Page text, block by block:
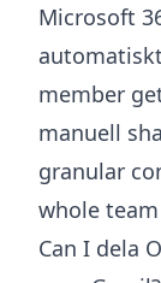
Microsoft
member
manuell
granular
whole
Can I dela